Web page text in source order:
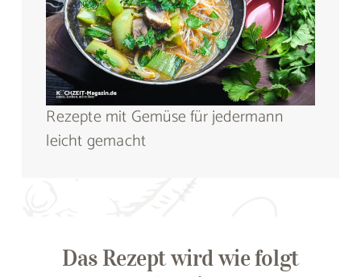
Rezepte mit Gemüse für jedermann
leicht gemacht
Das Rezept wird wie folgt